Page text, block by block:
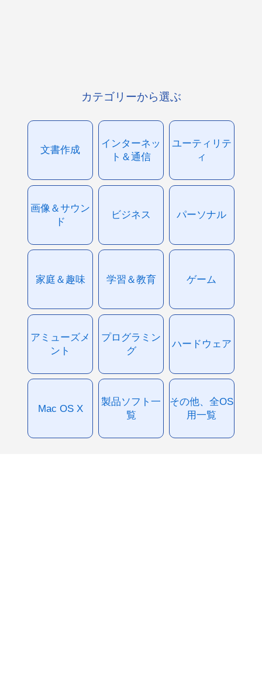
カテゴリーから選ぶ
文書作成
インターネッ
ト＆通信
ユーティリテ
ィ
画像＆サウン
ド
ビジネス パーソナル
家庭＆趣味 学習＆教育 ゲーム
アミューズメ
ント
プログラミン
グ
ハードウェア
Mac OS X
製品ソフト一
覧
その他、全OS
用一覧